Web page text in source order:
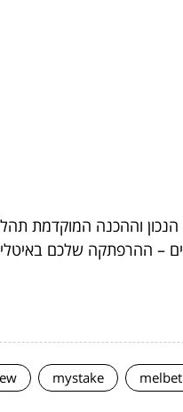
וההכנה המוקדמת
– ההרפתקה שלכם
melbet
mystake